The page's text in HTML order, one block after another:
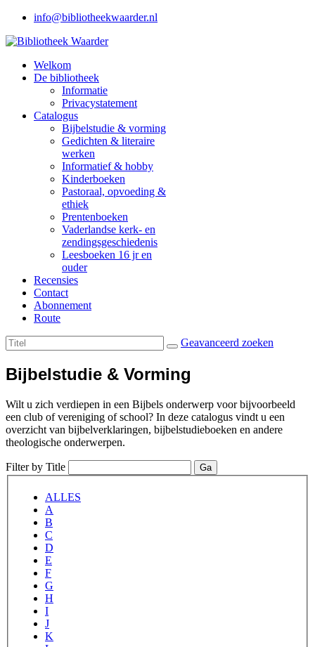
info@bibliotheekwaarder.nl
Welkom
De bibliotheek
Informatie
Privacystatement
Catalogus
Bijbelstudie & vorming
Gedichten & literaire
werken
Informatief & hobby
Kinderboeken
Pastoraal, opvoeding &
ethiek
Prentenboeken
Vaderlandse kerk- en
zendingsgeschiedenis
Leesboeken 16 jr en
ouder
Recensies
Contact
Abonnement
Route
Geavanceerd zoeken
Bijbelstudie & Vorming
Wilt u zich verdiepen in een Bijbels onderwerp voor bijvoorbeeld
een club of vereniging of school? In deze catalogus vindt u een
overzicht van bijbelverklaringen, bijbelstudieboeken en andere
theologische onderwerpen.
Filter by Title Ga
ALLES
A
B
C
D
E
F
G
H
I
J
K